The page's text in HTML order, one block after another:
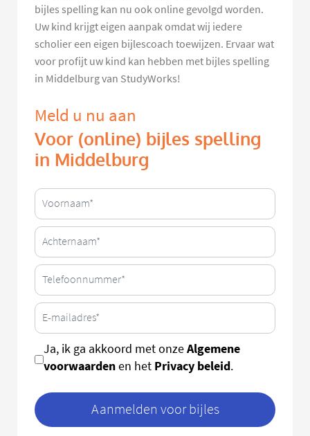
bijles spelling kan nu ook online gevolgd worden.
Uw kind krijgt eigen aanpak omdat wij iedere
scholier een eigen bijlescoach toewijzen. Ervaar wat
voor profijt uw kind kan hebben met bijles spelling
in Middelburg van StudyWorks!
Meld u nu aan
Voor (online) bijles spelling
in Middelburg
Ja, ik ga akkoord met onzeAlgemene
voorwaardenen het Privacy beleid.
Aanmelden voor bijles